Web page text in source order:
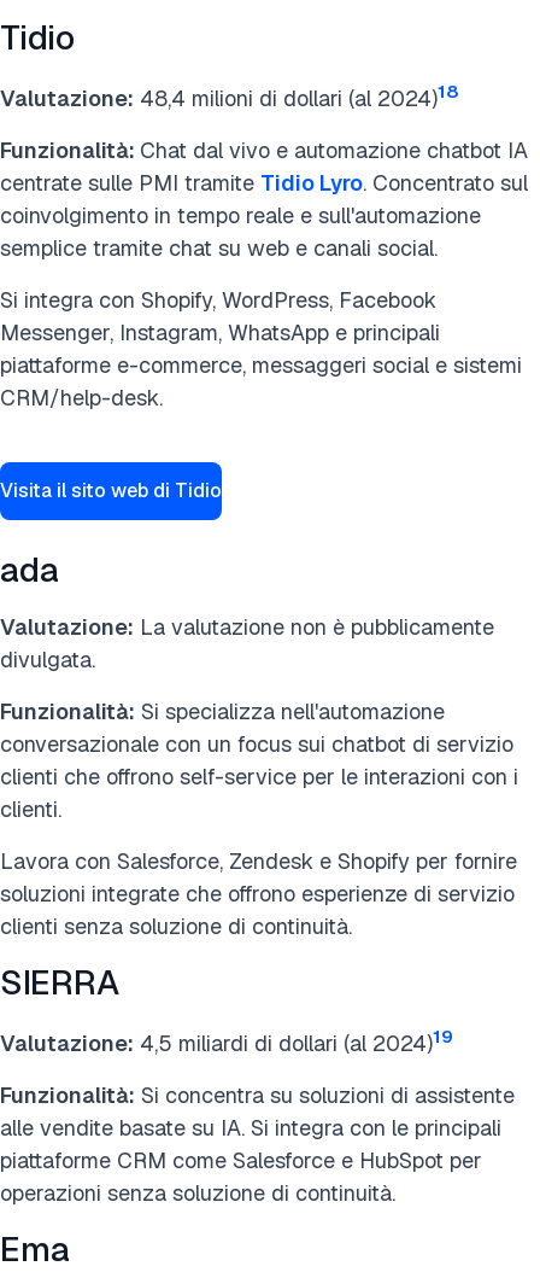
Tidio
Valutazione: 48,4 milioni di dollari (al 2024)18
Funzionalità: Chat dal vivo e automazione chatbot IA
centrate sulle PMI tramite Tidio Lyro. Concentrato sul
coinvolgimento in tempo reale e sull'automazione
semplice tramite chat su web e canali social.
Si integra con Shopify, WordPress, Facebook
Messenger, Instagram, WhatsApp e principali
piattaforme e-commerce, messaggeri social e sistemi
CRM/help-desk.
Visita il sito web di Tidio
ada
Valutazione: La valutazione non è pubblicamente
divulgata.
Funzionalità: Si specializza nell'automazione
conversazionale con un focus sui chatbot di servizio
clienti che offrono self-service per le interazioni con i
clienti.
Lavora con Salesforce, Zendesk e Shopify per fornire
soluzioni integrate che offrono esperienze di servizio
clienti senza soluzione di continuità.
SIERRA
Valutazione: 4,5 miliardi di dollari (al 2024)19
Funzionalità: Si concentra su soluzioni di assistente
alle vendite basate su IA. Si integra con le principali
piattaforme CRM come Salesforce e HubSpot per
operazioni senza soluzione di continuità.
Ema